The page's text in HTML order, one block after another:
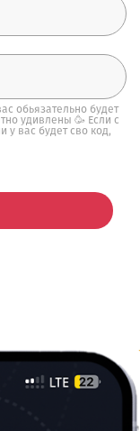
обьязательно будет
удивлены 🥳 Если с
у вас будет сво код,